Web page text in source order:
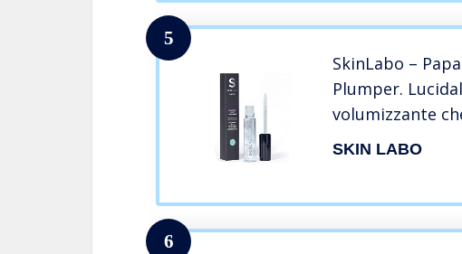
5
SkinLabo –
Plumper.
volumizzante
labbra. Effetto
SKIN LABO
6